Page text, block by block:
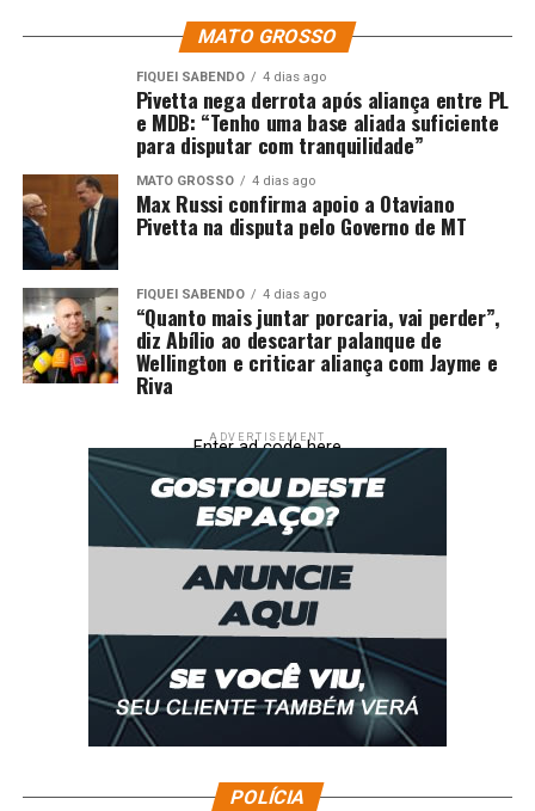
MATO GROSSO
FIQUEI SABENDO 4 dias ago
Pivetta nega derrota após aliança entre PL
e MDB: “Tenho uma base aliada suficiente
para disputar com tranquilidade”
MATO GROSSO 4 dias ago
Max Russi confirma apoio a Otaviano
Pivetta na disputa pelo Governo de MT
FIQUEI SABENDO 4 dias ago
“Quanto mais juntar porcaria, vai perder”,
diz Abílio ao descartar palanque de
Wellington e criticar aliança com Jayme e
Riva
ADVERTISEMENT
Enter ad code here
POLÍCIA